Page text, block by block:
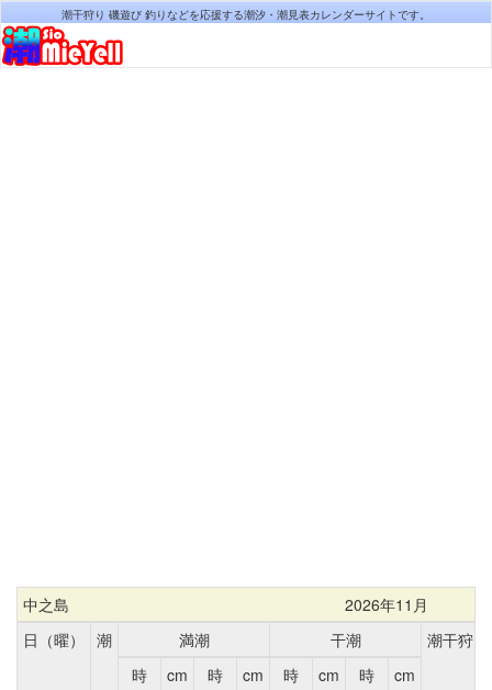
潮干狩り 磯遊び 釣りなどを応援する潮汐・潮見表カレンダーサイトです。
中之島
2026年11月
日（曜）
潮 満潮 干潮 潮干狩
時
cm 時 cm 時 cm 時
cm